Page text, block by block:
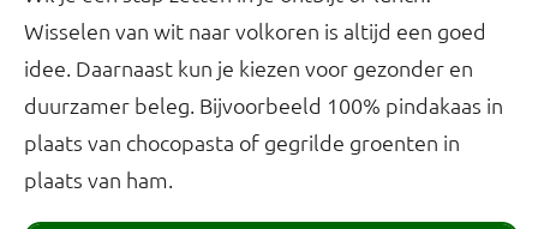
Wisselen van wit naar volkoren is altijd een goed
idee. Daarnaast kun je kiezen voor gezonder en
duurzamer beleg. Bijvoorbeeld 100% pindakaas in
plaats van chocopasta of gegrilde groenten in
plaats van ham.